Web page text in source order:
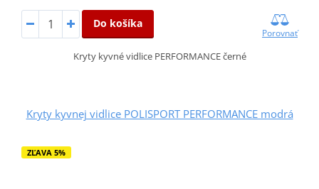
Do košíka
Porovnať
Kryty kyvné vidlice PERFORMANCE černé
Kryty kyvnej vidlice POLISPORT PERFORMANCE modrá
ZĽAVA 5%